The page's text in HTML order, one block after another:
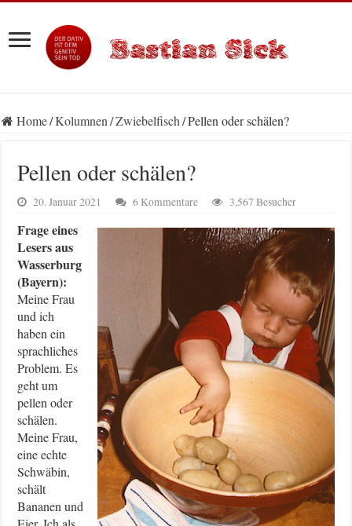
Home/Kolumnen/Zwiebelfisch/Pellen oder schälen?
Pellen oder schälen?
20. Januar 2021 6 Kommentare 3,567 Besucher
Frage eines
Lesers aus
Wasserburg
(Bayern):
Meine Frau
und ich
haben ein
sprachliches
Problem. Es
geht um
pellen oder
schälen.
Meine Frau,
eine echte
Schwäbin,
schält
Bananen und